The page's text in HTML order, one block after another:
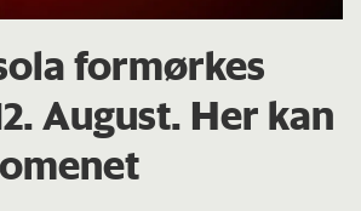
formørkes
August. Her kan